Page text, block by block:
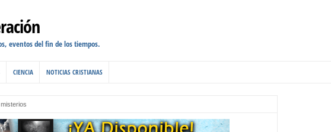
eventos del fin de los tiempos.
CIENCIA NOTICIAS CRISTIANAS